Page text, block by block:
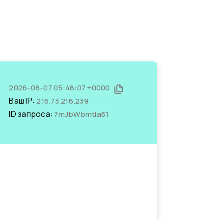
2026-08-07 05:48:07 +0000
Ваш IP:216.73.216.239
ID запроса: 7mJbWbmtla61